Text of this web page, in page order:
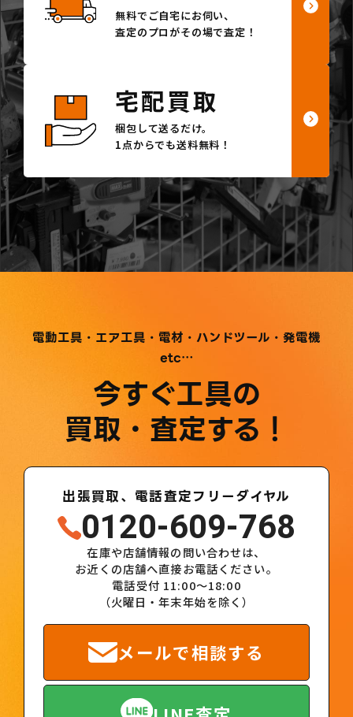
無料でご自宅にお伺い、
査定のプロがその場で査定！
宅配買取
梱包して送るだけ。
1点からでも送料無料！
電動工具・エア工具・電材・ハンドツール・発電機
etc…
今すぐ工具の
買取・査定する！
出張買取、電話査定フリーダイヤル
0120-609-768
在庫や店舗情報の問い合わせは、
お近くの店舗へ直接お電話ください。
電話受付 11:00～18:00
（火曜日・年末年始を除く）
メールで相談する